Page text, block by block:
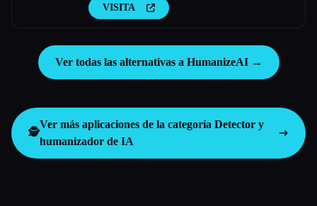
VISITA
Ver todas las alternativas a HumanizeAI →
🕵️
Ver más aplicaciones de la categoría Detector y
humanizador de IA